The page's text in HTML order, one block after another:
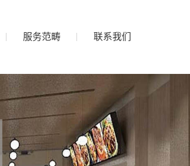
服务范畴 联系我们